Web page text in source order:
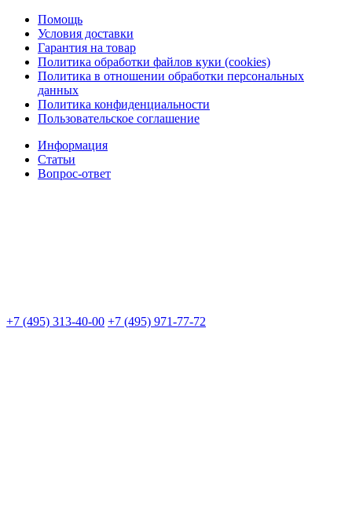
Помощь
Условия доставки
Гарантия на товар
Политика обработки файлов куки (cookies)
Политика в отношении обработки персональных
данных
Политика конфиденциальности
Пользовательское соглашение
Информация
Статьи
Вопрос-ответ
+7 (495) 313-40-00 +7 (495) 971-77-72